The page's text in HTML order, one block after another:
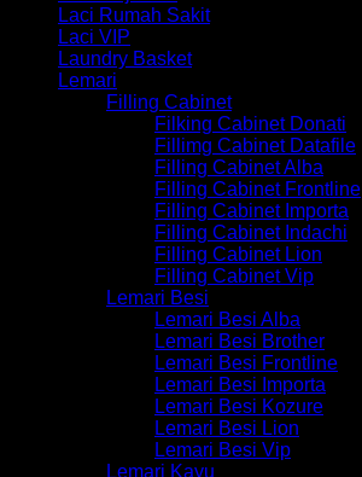
Laci Rumah Sakit
Laci VIP
Laundry Basket
Lemari
Filling Cabinet
Filking Cabinet Donati
Fillimg Cabinet Datafile
Filling Cabinet Alba
Filling Cabinet Frontline
Filling Cabinet Importa
Filling Cabinet Indachi
Filling Cabinet Lion
Filling Cabinet Vip
Lemari Besi
Lemari Besi Alba
Lemari Besi Brother
Lemari Besi Frontline
Lemari Besi Importa
Lemari Besi Kozure
Lemari Besi Lion
Lemari Besi Vip
Lemari Kayu